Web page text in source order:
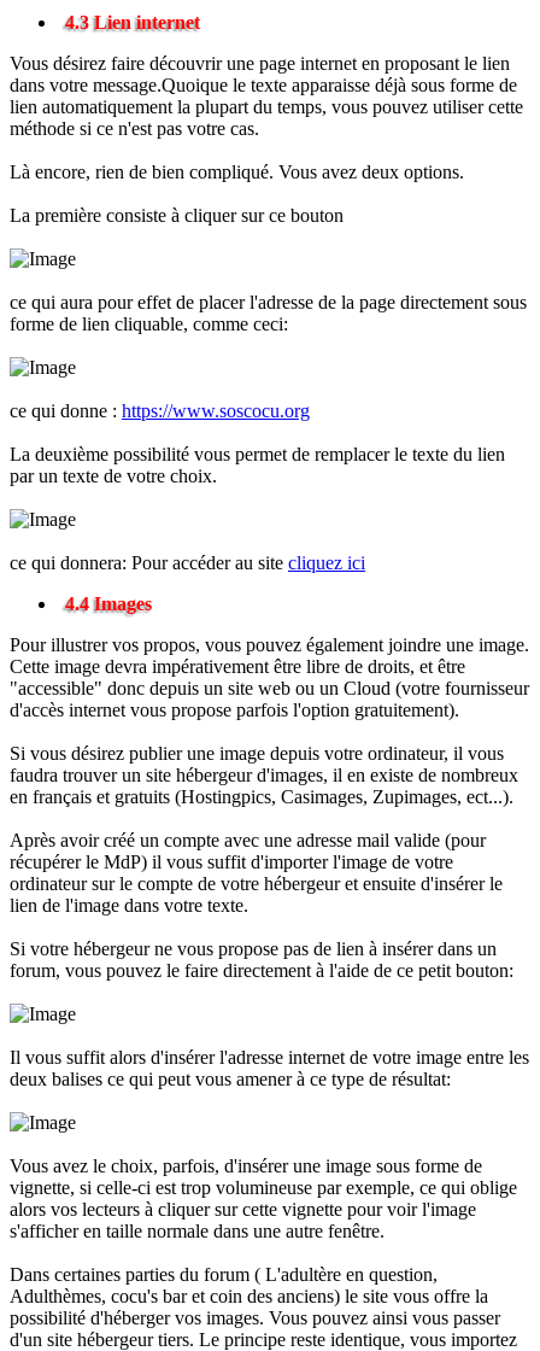
4.3 Lien internet
Vous désirez faire découvrir une page internet en proposant le lien
dans votre message.Quoique le texte apparaisse déjà sous forme de
lien automatiquement la plupart du temps, vous pouvez utiliser cette
méthode si ce n'est pas votre cas.
Là encore, rien de bien compliqué. Vous avez deux options.
La première consiste à cliquer sur ce bouton
ce qui aura pour effet de placer l'adresse de la page directement sous
forme de lien cliquable, comme ceci:
ce qui donne : https://www.soscocu.org
La deuxième possibilité vous permet de remplacer le texte du lien
par un texte de votre choix.
ce qui donnera: Pour accéder au site cliquez ici
4.4 Images
Pour illustrer vos propos, vous pouvez également joindre une image.
Cette image devra impérativement être libre de droits, et être
"accessible" donc depuis un site web ou un Cloud (votre fournisseur
d'accès internet vous propose parfois l'option gratuitement).
Si vous désirez publier une image depuis votre ordinateur, il vous
faudra trouver un site hébergeur d'images, il en existe de nombreux
en français et gratuits (Hostingpics, Casimages, Zupimages, ect...).
Après avoir créé un compte avec une adresse mail valide (pour
récupérer le MdP) il vous suffit d'importer l'image de votre
ordinateur sur le compte de votre hébergeur et ensuite d'insérer le
lien de l'image dans votre texte.
Si votre hébergeur ne vous propose pas de lien à insérer dans un
forum, vous pouvez le faire directement à l'aide de ce petit bouton:
Il vous suffit alors d'insérer l'adresse internet de votre image entre les
deux balises ce qui peut vous amener à ce type de résultat:
Vous avez le choix, parfois, d'insérer une image sous forme de
vignette, si celle-ci est trop volumineuse par exemple, ce qui oblige
alors vos lecteurs à cliquer sur cette vignette pour voir l'image
s'afficher en taille normale dans une autre fenêtre.
Dans certaines parties du forum ( L'adultère en question,
Adulthèmes, cocu's bar et coin des anciens) le site vous offre la
possibilité d'héberger vos images. Vous pouvez ainsi vous passer
d'un site hébergeur tiers. Le principe reste identique, vous importez